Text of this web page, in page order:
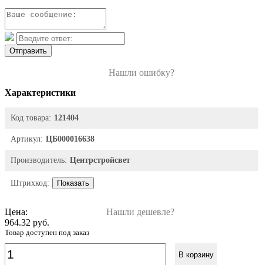
Отправить
Нашли ошибку?
Характеристики
Код товара: 121404
Артикул: ЦБ000016638
Производитель: Центрстройсвет
Штрихкод: Показать
Цена:
Нашли дешевле?
964.32 руб.
Товар доступен под заказ
В корзину